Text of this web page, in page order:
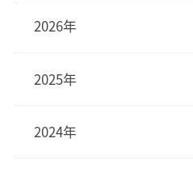
2026年
2025年
2024年